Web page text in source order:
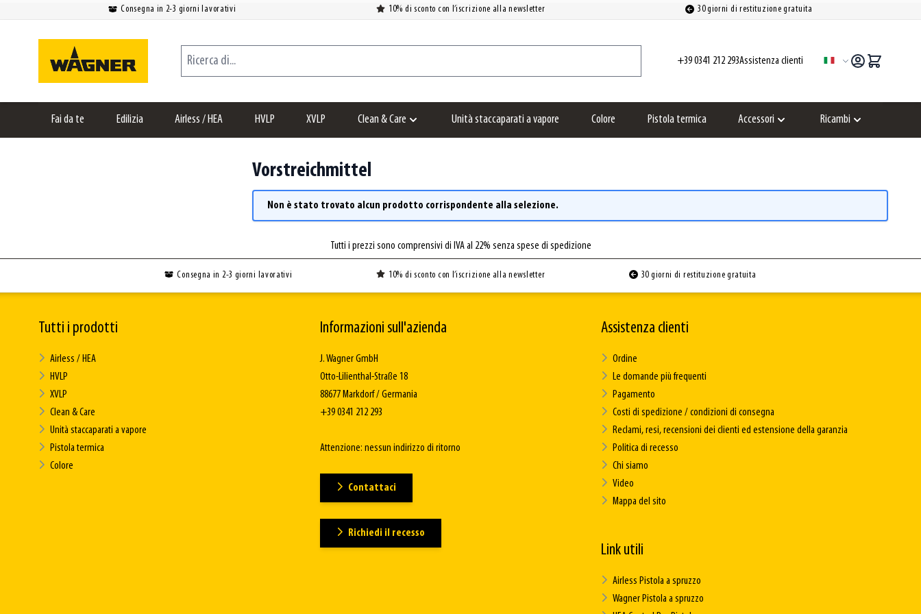
Consegna in 2-3 giorni lavorativi 10% di sconto con l’iscrizione alla newsletter 30 giorni di restituzione gratuita
Ricerca di...
+39 0341 212 293 Assistenza clienti Lingua
Fai da te Edilizia Airless / HEA HVLP XVLP Clean & Care Unità staccaparati a vapore Colore Pistola termica Accessori Ricambi
Vorstreichmittel
Non è stato trovato alcun prodotto corrispondente alla selezione.
Tutti i prezzi sono comprensivi di IVA al 22% senza spese di spedizione
Consegna in 2-3 giorni lavorativi 10% di sconto con l’iscrizione alla newsletter 30 giorni di restituzione gratuita
Tutti i prodotti
Airless / HEA
HVLP
XVLP
Clean & Care
Unità staccaparati a vapore
Pistola termica
Colore
Informazioni sull'azienda
J. Wagner GmbH
Otto-Lilienthal-Straße 18
88677 Markdorf / Germania
+39 0341 212 293
Attenzione: nessun indirizzo di ritorno
Contattaci
Richiedi il recesso
Assistenza clienti
Ordine
Le domande più frequenti
Pagamento
Costi di spedizione / condizioni di consegna
Reclami, resi, recensioni dei clienti ed estensione della garanzia
Politica di recesso
Chi siamo
Video
Mappa del sito
Link utili
Airless Pistola a spruzzo
Wagner Pistola a spruzzo